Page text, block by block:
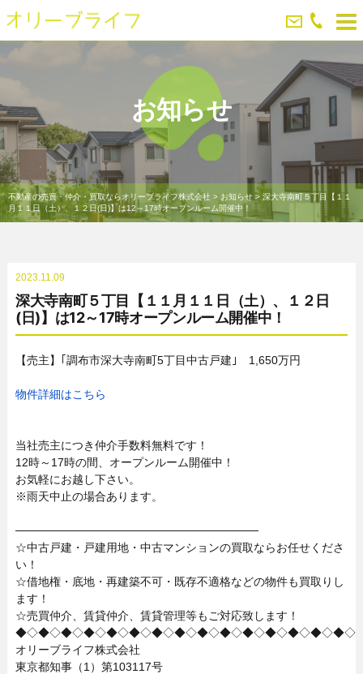
お知らせ
不動産の売買・仲介・買取ならオリーブライフ株式会社 > お知らせ>深大寺南町５丁目【１１
月１１日（土）、１２日(日)】は12～17時オープンルーム開催中！
2023.11.09
深大寺南町５丁目【１１月１１日（土）、１２日
(日)】は12～17時オープンルーム開催中！
【売主】｢調布市深大寺南町5丁目中古戸建｣ 1,650万円
物件詳細はこちら
当社売主につき仲介手数料無料です！
12時～17時の間、オープンルーム開催中！
お気軽にお越し下さい。
※雨天中止の場合あります。
──────────────────────────────
☆中古戸建・戸建用地・中古マンションの買取ならお任せくださ
い！
☆借地権・底地・再建築不可・既存不適格などの物件も買取りし
ます！
☆売買仲介、賃貸仲介、賃貸管理等もご対応致します！
◆◇◆◇◆◇◆◇◆◇◆◇◆◇◆◇◆◇◆◇◆◇◆◇◆◇◆◇◆◇
オリーブライフ株式会社
東京都知事（1）第103117号